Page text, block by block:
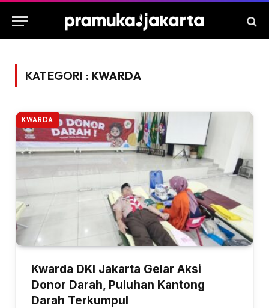
KATEGORI : KWARDA
KWARDA
Kwarda DKI Jakarta Gelar Aksi
Donor Darah, Puluhan Kantong
Darah Terkumpul